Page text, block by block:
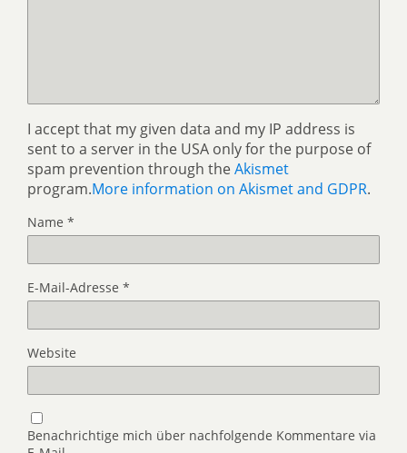
I accept that my given data and my IP address is
sent to a server in the USA only for the purpose of
spam prevention through theAkismet
program.More information on Akismet and GDPR.
Name *
E-Mail-Adresse *
Website
Benachrichtige mich über nachfolgende Kommentare via